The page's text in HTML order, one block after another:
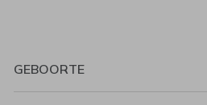
GEBOORTE